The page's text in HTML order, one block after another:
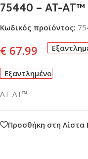
75440 – AT-AT™
Κωδικός προϊόντος:
€ 67.99
Εξαντλημένο
AT-AT™
Προσθήκη στη Λίστα